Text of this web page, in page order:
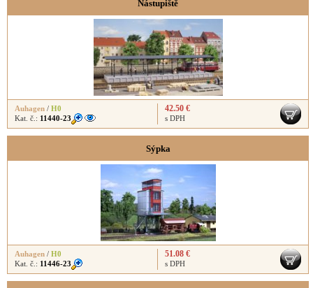
Nástupiště
Auhagen / H0
Kat. č.: 11440-23
42.50 €
s DPH
Sýpka
Auhagen / H0
Kat. č.: 11446-23
51.08 €
s DPH